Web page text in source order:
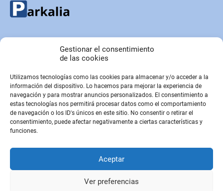
Gestionar el consentimiento
de las cookies
Utilizamos tecnologías como las cookies para almacenar y/o acceder a la
información del dispositivo. Lo hacemos para mejorar la experiencia de
navegación y para mostrar anuncios personalizados. El consentimiento a
estas tecnologías nos permitirá procesar datos como el comportamiento
de navegación o los ID's únicos en este sitio. No consentir o retirar el
consentimiento, puede afectar negativamente a ciertas características y
funciones.
Aceptar
Ver preferencias
Copyright © Parkalia.es
PÁGINAS EMPRESA
Contacto
Sobre Nosotros
Sitemap